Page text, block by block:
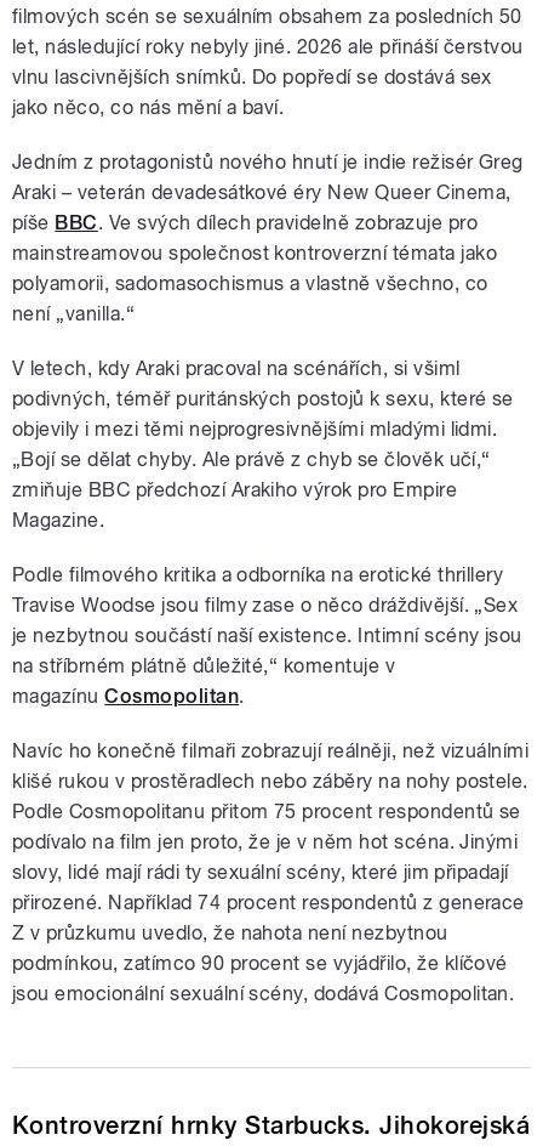
filmových scén se sexuálním obsahem za posledních 50
let, následující roky nebyly jiné. 2026 ale přináší čerstvou
vlnu lascivnějších snímků. Do popředí se dostává sex
jako něco, co nás mění a baví.
Jedním z protagonistů nového hnutí je indie režisér Greg
Araki – veterán devadesátkové éry New Queer Cinema,
píše BBC. Ve svých dílech pravidelně zobrazuje pro
mainstreamovou společnost kontroverzní témata jako
polyamorii, sadomasochismus a vlastně všechno, co
není „vanilla.“
V letech, kdy Araki pracoval na scénářích, si všiml
podivných, téměř puritánských postojů k sexu, které se
objevily i mezi těmi nejprogresivnějšími mladými lidmi.
„Bojí se dělat chyby. Ale právě z chyb se člověk učí,“
zmiňuje BBC předchozí Arakiho výrok pro Empire
Magazine.
Podle filmového kritika a odborníka na erotické thrillery
Travise Woodse jsou filmy zase o něco dráždivější. „Sex
je nezbytnou součástí naší existence. Intimní scény jsou
na stříbrném plátně důležité,“ komentuje v
magazínu Cosmopolitan.
Navíc ho konečně filmaři zobrazují reálněji, než vizuálními
klišé rukou v prostěradlech nebo záběry na nohy postele.
Podle Cosmopolitanu přitom 75 procent respondentů se
podívalo na film jen proto, že je v něm hot scéna. Jinými
slovy, lidé mají rádi ty sexuální scény, které jim připadají
přirozené. Například 74 procent respondentů z generace
Z v průzkumu uvedlo, že nahota není nezbytnou
podmínkou, zatímco 90 procent se vyjádřilo, že klíčové
jsou emocionální sexuální scény, dodává Cosmopolitan.
Kontroverzní hrnky Starbucks. Jihokorejská